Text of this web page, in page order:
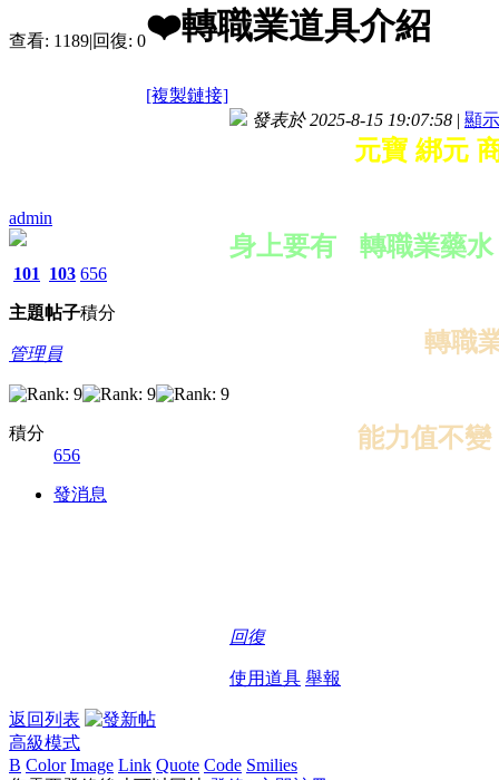
查看: 1189|回復: 0❤️轉職業道具介紹
[複製鏈接]
admin
101
主題
103
帖子
656
積分
管理員
積分
656
發消息
發表於 2025-8-15 19:07:58 | 顯
元寶 綁元
身上要有 轉職業藥水
轉職
能力值不
回復
使用道具 舉報
返回列表
高級模式
B Color Image Link Quote Code Smilies